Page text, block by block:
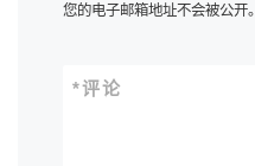
您的电子邮箱地址不会被公开。
评论
*